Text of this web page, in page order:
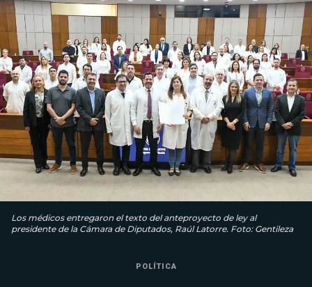
Los médicos entregaron el texto del anteproyecto de ley al
presidente de la Cámara de Diputados, Raúl Latorre. Foto: Gentileza
POLÍTICA